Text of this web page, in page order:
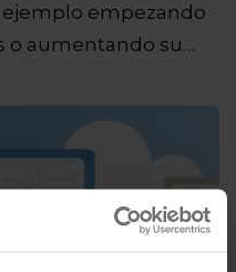
empezando
o aumentando su…